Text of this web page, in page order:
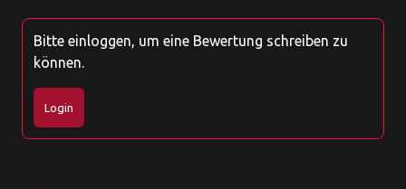
Bitte einloggen, um eine Bewertung schreiben zu
können.
Login